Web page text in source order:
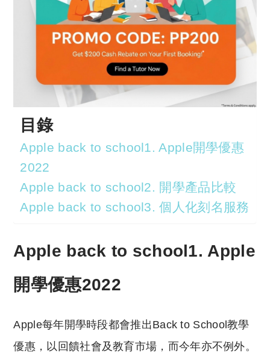
目錄
Apple back to school1. Apple開學優惠
2022
Apple back to school2. 開學產品比較
Apple back to school3. 個人化刻名服務
Apple back to school1. Apple
開學優惠2022
Apple每年開學時段都會推出Back to School教學
優惠，以回饋社會及教育市場，而今年亦不例外。